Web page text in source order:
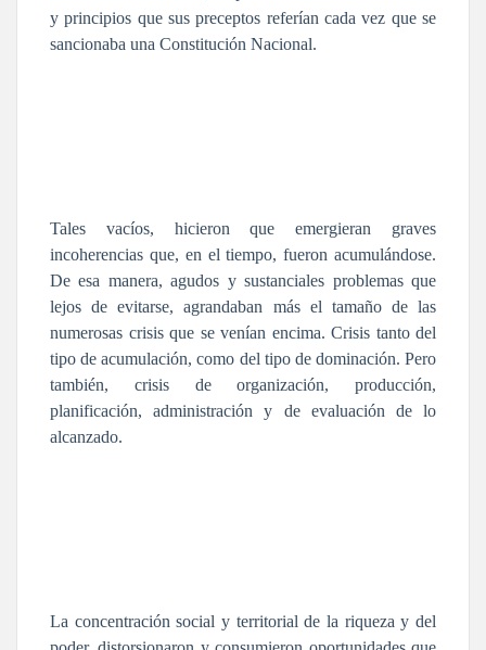
y principios que sus preceptos referían cada vez que se
sancionaba una Constitución Nacional.
Tales vacíos, hicieron que emergieran graves
incoherencias que, en el tiempo, fueron acumulándose.
De esa manera, agudos y sustanciales problemas que
lejos de evitarse, agrandaban más el tamaño de las
numerosas crisis que se venían encima. Crisis tanto del
tipo de acumulación, como del tipo de dominación. Pero
también, crisis de organización, producción,
planificación, administración y de evaluación de lo
alcanzado.
La concentración social y territorial de la riqueza y del